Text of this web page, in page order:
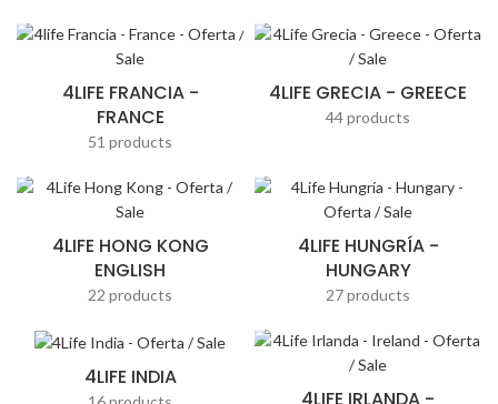
4LIFE FRANCIA -
FRANCE
51 products
4LIFE GRECIA - GREECE
44 products
4LIFE HONG KONG
ENGLISH
22 products
4LIFE HUNGRÍA -
HUNGARY
27 products
4LIFE INDIA